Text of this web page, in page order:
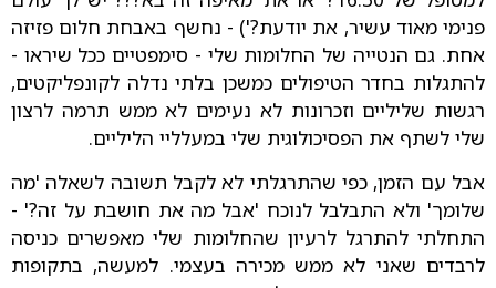
פנימי מאוד עשיר, את יודעת?') - נחשף באבחת חלום פזיזה
אחת. גם הנטייה של החלומות שלי - סימפטיים ככל שיראו -
להתגלות בחדר הטיפולים כמשכן בלתי נדלה לקונפליקטים,
רגשות שליליים וזכרונות לא נעימים לא ממש תרמה לרצון
שלי לשתף את הפסיכולוגית שלי במעלליי הליליים.
אבל עם הזמן, כפי שהתרגלתי לא לקבל תשובה לשאלה 'מה
שלומך' ולא התבלבל לנוכח 'אבל מה את חושבת על זה?' -
התחלתי להתרגל לרעיון שהחלומות שלי מאפשרים כניסה
לרבדים שאני לא ממש מכירה בעצמי. למעשה, בתקופות